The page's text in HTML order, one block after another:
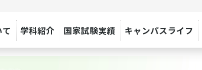
学科紹介 国家試験実績 キャンパスライフ